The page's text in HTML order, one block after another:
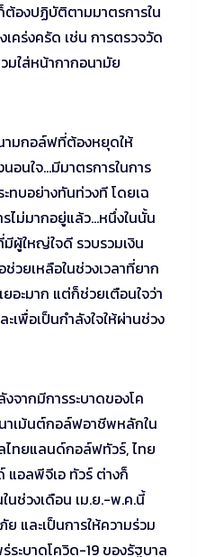
ต้องปฏิบัติตามมาตรการใน
คร่งครัด เช่น การตรวจวัด
มใส่หน้ากากอนามัย
มกอล์ฟที่ต้องหยุดให้
อนใจ…มีมาตรการในการ
ทบอย่างทันท่วงที โดยเฉ
ไม่มากอยู่แล้ว…หนึ่งในนั้น
ผู้ใหญ่ใจดี รวบรวมเงิน
วยเหลือในช่วงเวลาที่ยาก
อะมาก แต่ก็ช่วยเตือนใจว่า
เพื่อเป็นกำลังใจให้ผ่านช่วง
จากมีการระบาดของโค
าเม้นต์กอล์ฟอาชีพหลักใน
ไทยแลนด์กอล์ฟทัวร์, ไทย
แอลพีจีเอ ทัวร์ ต่างก็
นช่วงเดือน เม.ย.-พ.ค.นี้
และเป็นการให้ความร่วม
ะบาดโควิด-19 ของรัฐบาล